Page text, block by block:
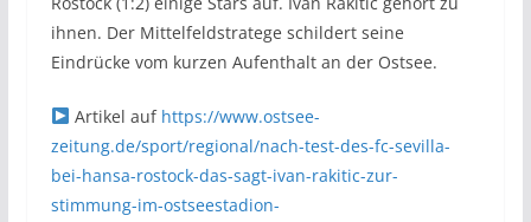
ihnen. Der Mittelfeldstratege schildert seine
Eindrücke vom kurzen Aufenthalt an der Ostsee.
Artikel auf https://www.ostsee-
zeitung.de/sport/regional/nach-test-des-fc-sevilla-
bei-hansa-rostock-das-sagt-ivan-rakitic-zur-
stimmung-im-ostseestadion-